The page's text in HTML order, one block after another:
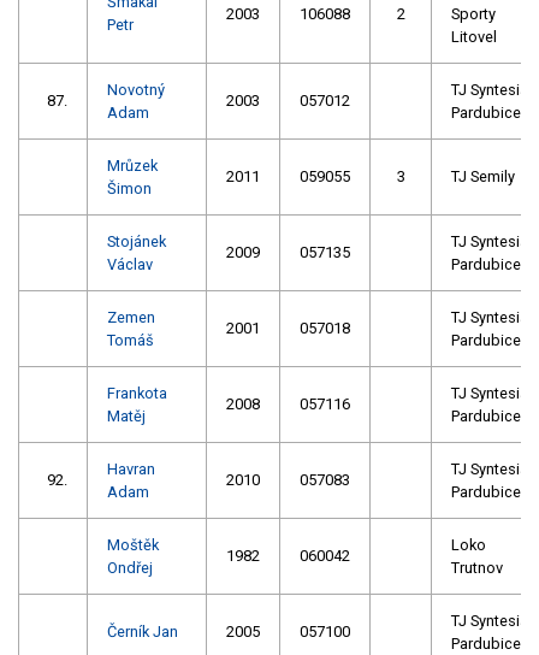
Petr
2003 106088 2
Sporty
Litovel
87.
Novotný
Adam
2003 057012
TJ Syntesia
Pardubice
Mrůzek
Šimon
2011 059055 3 TJ Semily
Stojánek
Václav
2009 057135
TJ Syntesia
Pardubice
Zemen
Tomáš
2001 057018
TJ Syntesia
Pardubice
Frankota
Matěj
2008 057116
TJ Syntesia
Pardubice
92.
Havran
Adam
2010 057083
TJ Syntesia
Pardubice
Moštěk
Ondřej
1982 060042
Loko
Trutnov
Černík Jan 2005 057100
TJ Syntesia
Pardubice